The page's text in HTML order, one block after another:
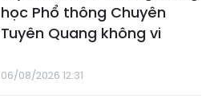
học Phổ thông Chuyên
Tuyên Quang không vi
06/08/2026 12:31